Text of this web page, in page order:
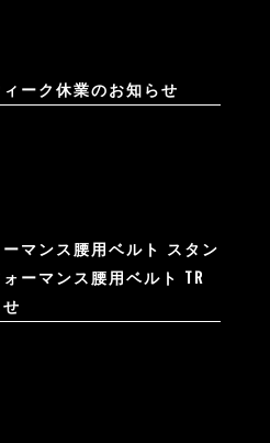
ーク休業のお知らせ
マンス腰用ベルト スタン
ーマンス腰用ベルト TR